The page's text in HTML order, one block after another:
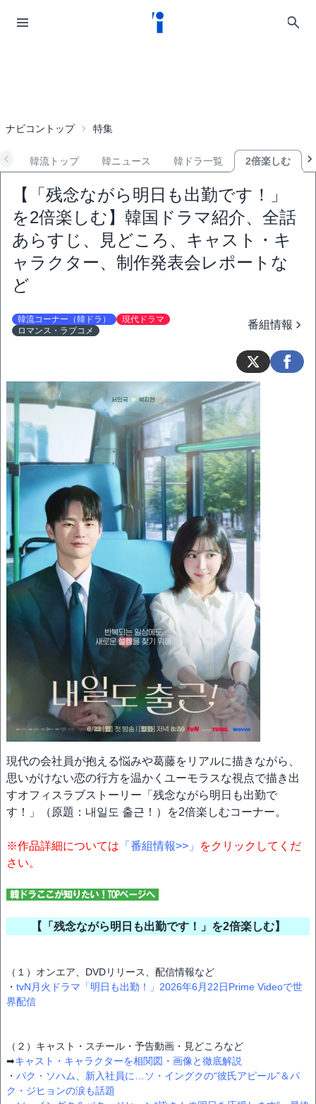
ナビコントップ 特集
韓流トップ 韓ニュース 韓ドラ一覧 2倍楽しむ
【「残念ながら明日も出勤です！」
を2倍楽しむ】韓国ドラマ紹介、全話
あらすじ、見どころ、キャスト・キ
ャラクター、制作発表会レポートな
ど
韓流コーナー（韓ドラ）
現代ドラマ
ロマンス・ラブコメ
番組情報
現代の会社員が抱える悩みや葛藤をリアルに描きながら、
思いがけない恋の行方を温かくユーモラスな視点で描き出
すオフィスラブストーリー「残念ながら明日も出勤で
す！」（原題：내일도 출근！）を2倍楽しむコーナー。
※作品詳細については 「番組情報>>」
をクリックしてくだ
さい。
【「残念ながら明日も出勤です！」を2倍楽しむ】
（１）オンエア、DVDリリース、配信情報など
・ tvN月火ドラマ「明日も出勤！」2026年6月22日Prime Videoで世
界配信
（２）キャスト・スチール・予告動画・見どころなど
➡キャスト・キャラクターを相関図・画像と徹底解説
・ パク・ソハム、新入社員に…ソ・イングクの“彼氏アピール”＆パ
ク・ジヒョンの涙も話題